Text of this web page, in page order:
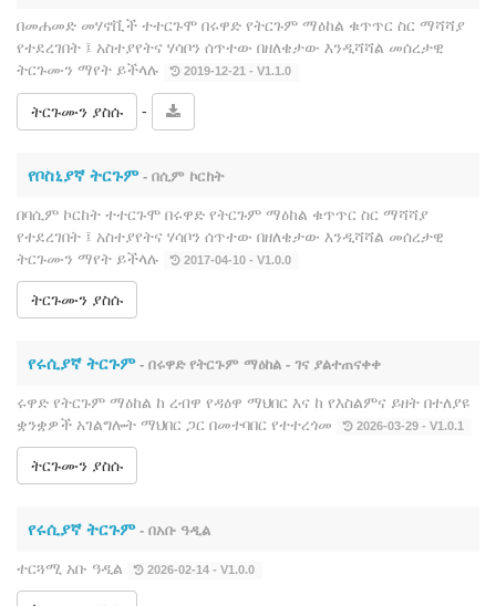
በመሐመድ መሃኖቪች ተተርጉሞ በሩዋድ የትርጉም ማዕከል ቁጥጥር ስር ማሻሻያ
የተደረገበት ፤ አስተያየትና ሃሳቦን ሰጥተው በዘለቄታው እንዲሻሻል መሰረታዊ
ትርጉሙን ማየት ይችላሉ
2019-12-21 - V1.1.0
ትርጉሙን ያስሱ -
የቦስኒያኛ ትርጉም- በሲም ኮርከት
በባሲም ኮርከት ተተርጉሞ በሩዋድ የትርጉም ማዕከል ቁጥጥር ስር ማሻሻያ
የተደረገበት ፤ አስተያየትና ሃሳቦን ሰጥተው በዘለቄታው እንዲሻሻል መሰረታዊ
ትርጉሙን ማየት ይችላሉ
2017-04-10 - V1.0.0
ትርጉሙን ያስሱ
የሩሲያኛ ትርጉም- በሩዋድ የትርጉም ማዕከል - ገና ያልተጠናቀቀ
ሩዋድ የትርጉም ማዕከል ከ ረብዋ የዳዕዋ ማህበር እና ከ የእስልምና ይዘት በተለያዩ
ቋንቋዎች አገልግሎት ማህበር ጋር በመተባበር የተተረጎመ
2026-03-29 - V1.0.1
ትርጉሙን ያስሱ
የሩሲያኛ ትርጉም- በአቡ ዓዲል
ተርጓሚ አቡ ዓዲል 2026-02-14 - V1.0.0